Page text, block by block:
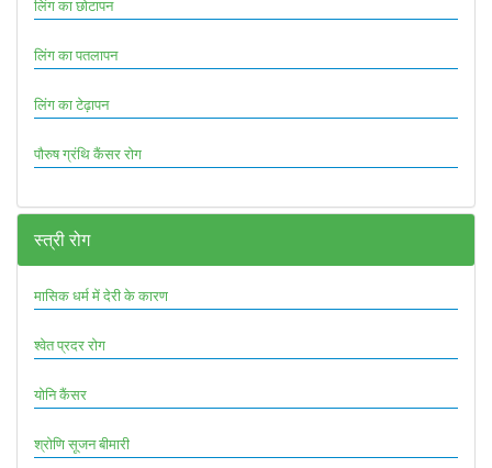
लिंग का छोटापन
लिंग का पतलापन
लिंग का टेढ़ापन
पौरुष ग्रंथि कैंसर रोग
स्त्री रोग
मासिक धर्म में देरी के कारण
श्वेत प्रदर रोग
योनि कैंसर
श्रोणि सूजन बीमारी